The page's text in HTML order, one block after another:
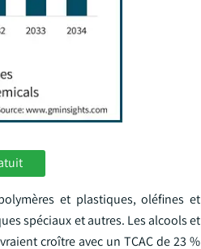
et plastiques, oléfines et
spéciaux et autres. Les alcools et
croître avec un TCAC de 23 %